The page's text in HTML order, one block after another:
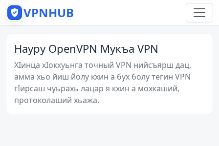
VPNHUB
Науру OpenVPN Мукъа VPN
ХӀинца хӀокхуьнга точный VPN нийсъярш дац,
амма хьо йиш йолу кхин а бух болу тегин VPN
гӀирсаш чуьрахь лацар я кхин а мохкаший,
протоколаший хьажа.